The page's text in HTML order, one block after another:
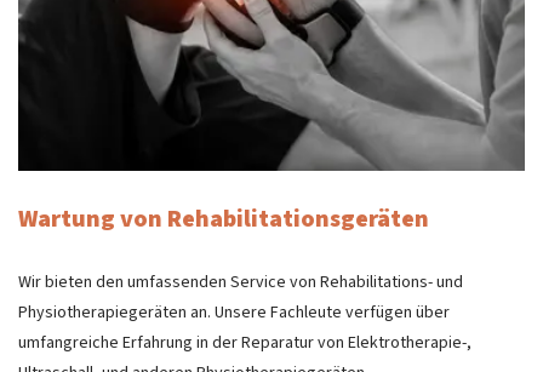
Wartung von Rehabilitationsgeräten
Wir bieten den umfassenden Service von Rehabilitations- und
Physiotherapiegeräten an. Unsere Fachleute verfügen über
umfangreiche Erfahrung in der Reparatur von Elektrotherapie-,